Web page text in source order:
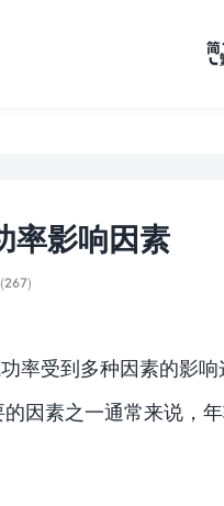
率影响因素
率受到多种因素的影
因素之一通常来说，